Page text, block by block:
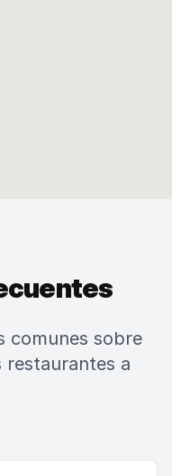
comunes sobre
restaurantes a